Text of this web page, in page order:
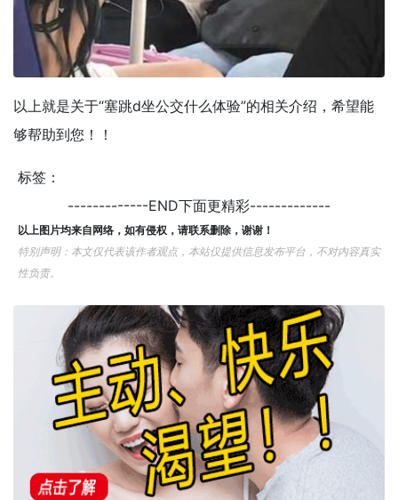
以上就是关于“塞跳d坐公交什么体验”的相关介绍，希望能
够帮助到您！！
标签：
-------------END下面更精彩-------------
以上图片均来自网络，如有侵权，请联系删除，谢谢！
特别声明：本文仅代表该作者观点，本站仅提供信息发布平台，不对内容真实
性负责。